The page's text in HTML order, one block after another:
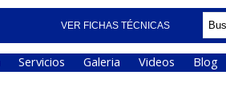
VER FICHAS TÉCNICAS
Servicios Galeria Videos Blog